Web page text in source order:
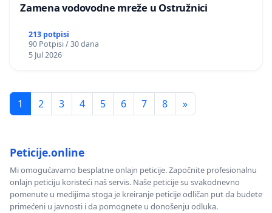
Zamena vodovodne mreže u Ostružnici
213 potpisi
90 Potpisi / 30 dana
5 Jul 2026
1 2 3 4 5 6 7 8 »
Peticije.online
Mi omogućavamo besplatne onlajn peticije. Započnite profesionalnu
onlajn peticiju koristeći naš servis. Naše peticije su svakodnevno
pomenute u medijima stoga je kreiranje peticije odličan put da budete
primećeni u javnosti i da pomognete u donošenju odluka.